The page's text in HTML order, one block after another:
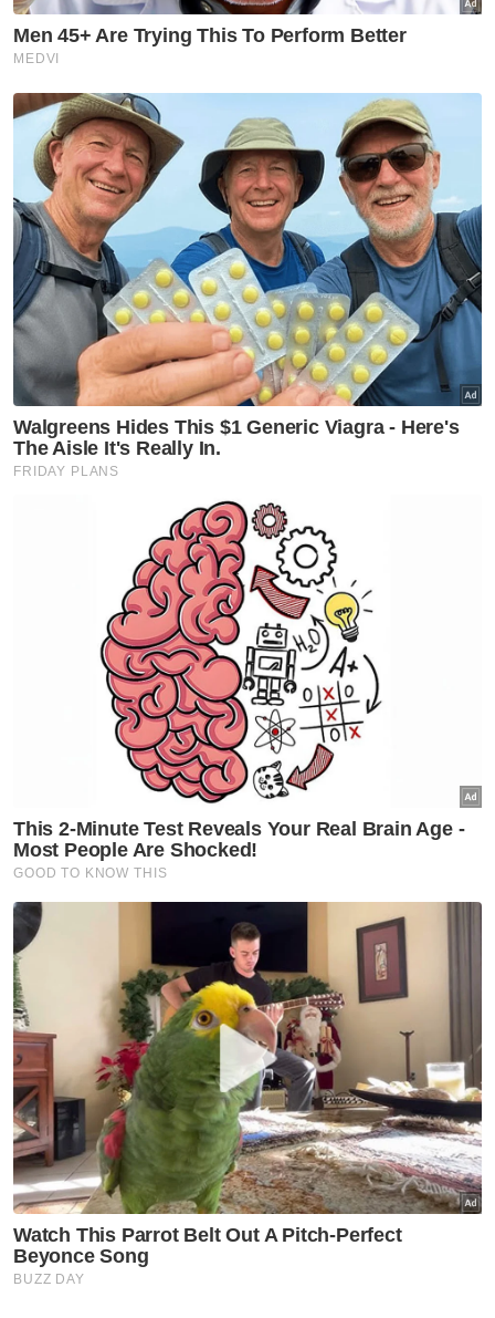
Berita Telus & Tulus menerusi E-Mel setiap
hari!
Muat turun aplikasi Sinar Harian.Klik di sini!
Teknologi
Kerajaaan & Polisi
Artikel Disyorkan
Semasa
Warga emas maut kereta BMW
terbabas langgar pagar
institut memandu
Hasrat pulang ke kampung tak
kesampaian, pekerja kilang
maut dalam nahas
Semasa
Mahkamah Rayuan putuskan
Ismahalil dihukum penjara 30
tahun mulai hari ini
Semasa
Tinggal kanak-kanak dua
tahun di kolam dewasa hingga
lemas, amah dijel empat tahun